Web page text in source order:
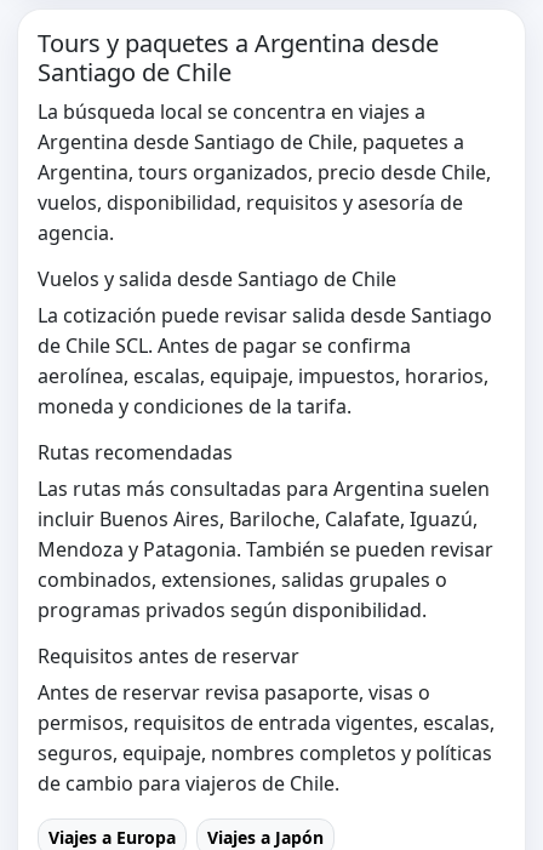
Tours y paquetes a Argentina desde
Santiago de Chile
La búsqueda local se concentra en viajes a
Argentina desde Santiago de Chile, paquetes a
Argentina, tours organizados, precio desde Chile,
vuelos, disponibilidad, requisitos y asesoría de
agencia.
Vuelos y salida desde Santiago de Chile
La cotización puede revisar salida desde Santiago
de Chile SCL. Antes de pagar se confirma
aerolínea, escalas, equipaje, impuestos, horarios,
moneda y condiciones de la tarifa.
Rutas recomendadas
Las rutas más consultadas para Argentina suelen
incluir Buenos Aires, Bariloche, Calafate, Iguazú,
Mendoza y Patagonia. También se pueden revisar
combinados, extensiones, salidas grupales o
programas privados según disponibilidad.
Requisitos antes de reservar
Antes de reservar revisa pasaporte, visas o
permisos, requisitos de entrada vigentes, escalas,
seguros, equipaje, nombres completos y políticas
de cambio para viajeros de Chile.
Viajes a Europa
Viajes a Japón